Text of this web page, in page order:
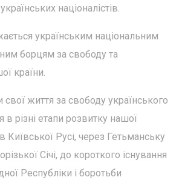
націоналістів.
українським національним
борцям за свободу та
країни.
життя за свободу українського
в різні етапи розвитку нашої
Київської Русі, через Гетьманську
Січі, до короткого існування
Республіки і боротьби